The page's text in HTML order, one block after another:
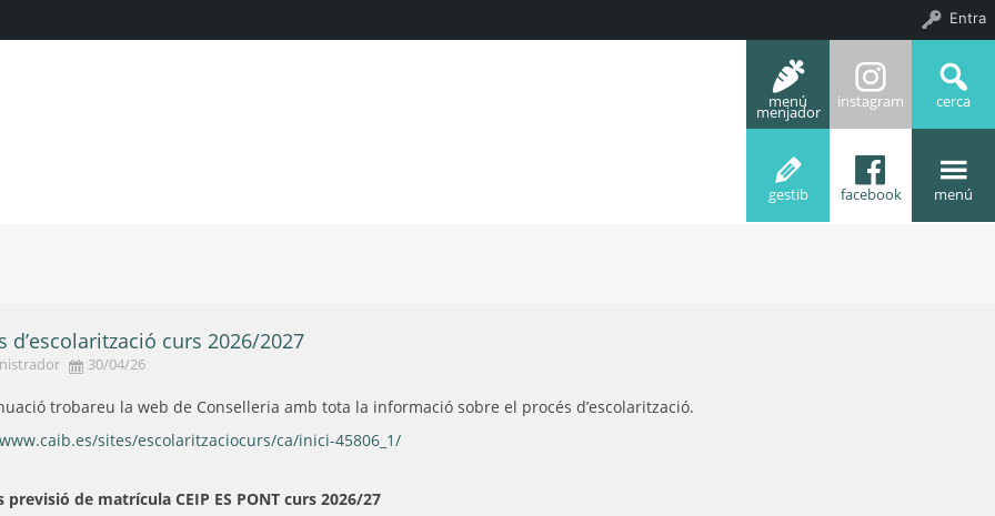
menú
menjador
instagram cerca
gestib facebook menú
d’escolarització curs 2026/2027
30/04/26
trobareu la web de Conselleria amb tota la informació sobre el procés d’escolarització.
sites/escolaritzaciocurs/ca/inici-45806_1/
previsió de matrícula CEIP ES PONT curs 2026/27
Entra